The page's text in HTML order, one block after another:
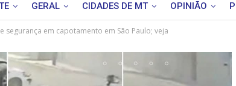
GERAL CIDADES DE MT OPINIÃO
em capotamento em São Paulo; veja